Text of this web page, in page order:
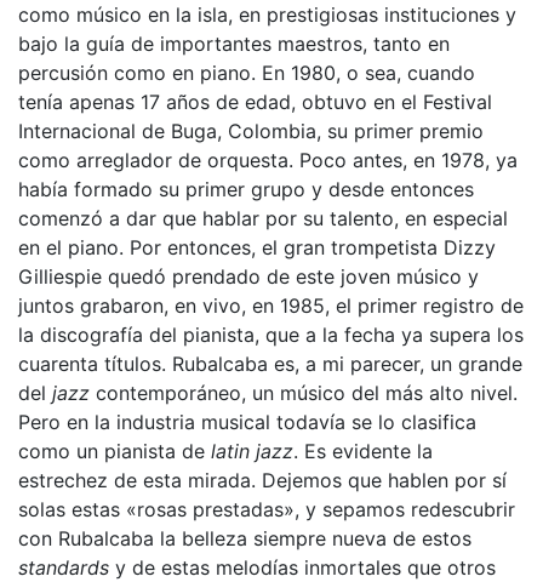
como músico en la isla, en prestigiosas instituciones y
bajo la guía de importantes maestros, tanto en
percusión como en piano. En 1980, o sea, cuando
tenía apenas 17 años de edad, obtuvo en el Festival
Internacional de Buga, Colombia, su primer premio
como arreglador de orquesta. Poco antes, en 1978, ya
había formado su primer grupo y desde entonces
comenzó a dar que hablar por su talento, en especial
en el piano. Por entonces, el gran trompetista Dizzy
Gilliespie quedó prendado de este joven músico y
juntos grabaron, en vivo, en 1985, el primer registro de
la discografía del pianista, que a la fecha ya supera los
cuarenta títulos. Rubalcaba es, a mi parecer, un grande
del jazz contemporáneo, un músico del más alto nivel.
Pero en la industria musical todavía se lo clasifica
como un pianista de latin jazz. Es evidente la
estrechez de esta mirada. Dejemos que hablen por sí
solas estas «rosas prestadas», y sepamos redescubrir
con Rubalcaba la belleza siempre nueva de estos
standards y de estas melodías inmortales que otros